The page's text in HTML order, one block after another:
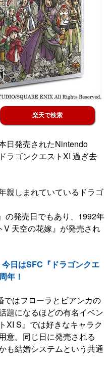
楽天で検索
日発売されたNintendo
ラゴンクエストXI 過ぎ去
親しまれていているドラゴ
の発売日でもあり、1992年
天空の花嫁』が発売され
今日はSFC『ドラゴンクエ
年！
ではフローラとビアンカの
題になるほどの有名イベン
XI S』では好きなキャラク
意。同じ日に発売される
も結婚システムという共通